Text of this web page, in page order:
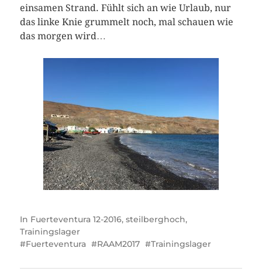
einsamen Strand. Fühlt sich an wie Urlaub, nur
das linke Knie grummelt noch, mal schauen wie
das morgen wird…
In Fuerteventura 12-2016, steilberghoch,
Trainingslager
Fuerteventura
RAAM2017 Trainingslager